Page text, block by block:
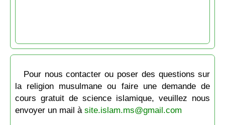
Pour nous contacter ou poser des questions sur
la religion musulmane ou faire une demande de
cours gratuit de science islamique, veuillez nous
envoyer un mail à site.islam.ms@gmail.com